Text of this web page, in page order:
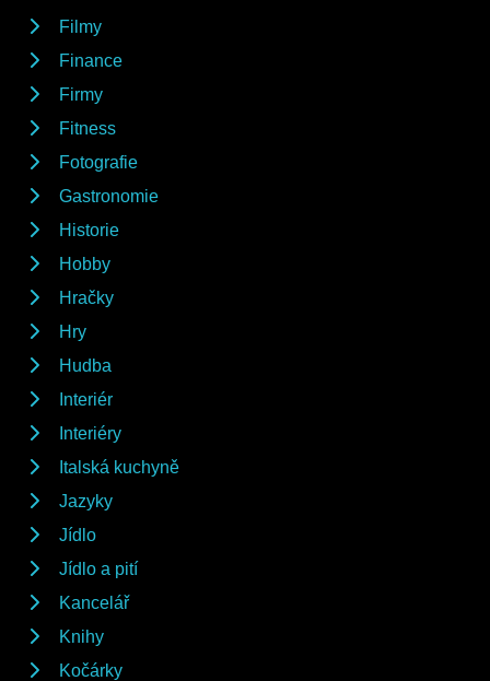
Filmy
Finance
Firmy
Fitness
Fotografie
Gastronomie
Historie
Hobby
Hračky
Hry
Hudba
Interiér
Interiéry
Italská kuchyně
Jazyky
Jídlo
Jídlo a pití
Kancelář
Knihy
Kočárky